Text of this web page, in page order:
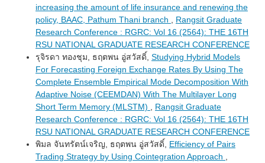
increasing the amount of life insurance and renewing the
policy, BAAC, Pathum Thani branch
Rangsit Graduate
Research Conference : RGRC: Vol 16 (2564): THE 16TH
RSU NATIONAL GRADUATE RESEARCH CONFERENCE
รุจิรดา ทองชุม, ธฤตพน อู่สวัสดิ์, Studying Hybrid Models
For Forecasting Foreign Exchange Rates By Using The
Complete Ensemble Empirical Mode Decomposition With
Adaptive Noise (CEEMDAN) With The Multilayer Long
Short Term Memory (MLSTM)
Rangsit Graduate
Research Conference : RGRC: Vol 16 (2564): THE 16TH
RSU NATIONAL GRADUATE RESEARCH CONFERENCE
พิมล จันทรัตน์เจริญ, ธฤตพน อู่สวัสดิ์, Efficiency of Pairs
Trading Strategy by Using Cointegration Approach